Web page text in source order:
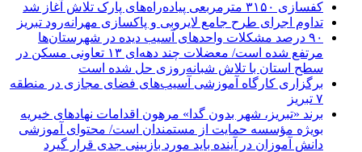
کفسازی ۳۱۵۰ مترمربعی پیاده‌راه‌های پارک تلاش آغاز شد
تداوم اجرای طرح جامع لایروبی و پاکسازی مهرانه‌رود تبریز
٩٠ درصد مشکلات واحدهای آسیب دیده در شهرستان‌ها
مرتفع شده است/ معضلات چند دهه‌ای ١٣ تعاونی مسکن در
سطح استان با تلاش شبانه‌روزی حل شده است
برگزاری کارگاه آموزشی آسیب‌های فضای مجازی در منطقه
۷ تبریز
برند «تبریز، شهر بدون گدا» مرهون اقدامات نهادهای خیریه
بویژه مؤسسه حمایت از مستمندان است/ محتوای آموزشی
دانش آموزان در آینده باید مورد بازبینی جدی قرار گیرد